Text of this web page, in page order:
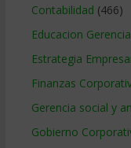
Contabilidad (466)
Educacion
Estrategia
Finanzas
Gerencia social y
Gobierno